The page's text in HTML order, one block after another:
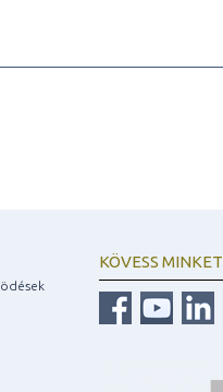
KÖVESS MINKET